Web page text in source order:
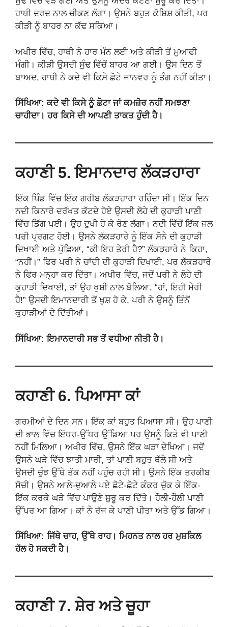
ਹਾਥੀ ਦਰਦ ਨਾਲ ਚੀਕਣ ਲੱਗਾ। ਉਸਨੇ ਬਹੁਤ ਕੋਸ਼ਿਸ਼ ਕੀਤੀ, ਪਰ
ਕੀੜੀ ਨੂੰ ਬਾਹਰ ਨਾ ਕੱਢ ਸਕਿਆ।
ਅਖੀਰ ਵਿੱਚ, ਹਾਥੀ ਨੇ ਹਾਰ ਮੰਨ ਲਈ ਅਤੇ ਕੀੜੀ ਤੋਂ ਮੁਆਫੀ
ਮੰਗੀ। ਕੀੜੀ ਉਸਦੀ ਸੁੰਢ ਵਿੱਚੋਂ ਬਾਹਰ ਆ ਗਈ। ਉਸ ਦਿਨ ਤੋਂ
ਬਾਅਦ, ਹਾਥੀ ਨੇ ਕਦੇ ਵੀ ਕਿਸੇ ਛੋਟੇ ਜਾਨਵਰ ਨੂੰ ਤੰਗ ਨਹੀਂ ਕੀਤਾ।
ਸਿੱਖਿਆ: ਕਦੇ ਵੀ ਕਿਸੇ ਨੂੰ ਛੋਟਾ ਜਾਂ ਕਮਜ਼ੋਰ ਨਹੀਂ ਸਮਝਣਾ
ਚਾਹੀਦਾ। ਹਰ ਕਿਸੇ ਦੀ ਆਪਣੀ ਤਾਕਤ ਹੁੰਦੀ ਹੈ।
ਕਹਾਣੀ 5. ਇਮਾਨਦਾਰ ਲੱਕੜਹਾਰਾ
ਇੱਕ ਪਿੰਡ ਵਿੱਚ ਇੱਕ ਗਰੀਬ ਲੱਕੜਹਾਰਾ ਰਹਿੰਦਾ ਸੀ। ਇੱਕ ਦਿਨ
ਨਦੀ ਕਿਨਾਰੇ ਦਰੱਖਤ ਕੱਟਦੇ ਹੋਏ ਉਸਦੀ ਲੋਹੇ ਦੀ ਕੁਹਾੜੀ ਪਾਣੀ
ਵਿੱਚ ਡਿੱਗ ਪਈ। ਉਹ ਦੁਖੀ ਹੋ ਕੇ ਰੋਣ ਲੱਗਾ। ਨਦੀ ਵਿੱਚੋਂ ਇੱਕ ਜਲ
ਪਰੀ ਪ੍ਰਗਟ ਹੋਈ। ਉਸਨੇ ਲੱਕੜਹਾਰੇ ਨੂੰ ਇੱਕ ਸੋਨੇ ਦੀ ਕੁਹਾੜੀ
ਦਿਖਾਈ ਅਤੇ ਪੁੱਛਿਆ, “ਕੀ ਇਹ ਤੇਰੀ ਹੈ?” ਲੱਕੜਹਾਰੇ ਨੇ ਕਿਹਾ,
“ਨਹੀਂ।” ਫਿਰ ਪਰੀ ਨੇ ਚਾਂਦੀ ਦੀ ਕੁਹਾੜੀ ਦਿਖਾਈ, ਪਰ ਲੱਕੜਹਾਰੇ
ਨੇ ਫਿਰ ਮਨ੍ਹਾ ਕਰ ਦਿੱਤਾ। ਅਖੀਰ ਵਿੱਚ, ਜਦੋਂ ਪਰੀ ਨੇ ਲੋਹੇ ਦੀ
ਕੁਹਾੜੀ ਦਿਖਾਈ, ਤਾਂ ਉਹ ਖੁਸ਼ੀ ਨਾਲ ਬੋਲਿਆ, “ਹਾਂ, ਇਹੀ ਮੇਰੀ
ਹੈ!” ਉਸਦੀ ਇਮਾਨਦਾਰੀ ਤੋਂ ਖੁਸ਼ ਹੋ ਕੇ, ਪਰੀ ਨੇ ਉਸਨੂੰ ਤਿੰਨੋਂ
ਕੁਹਾੜੀਆਂ ਦੇ ਦਿੱਤੀਆਂ।
ਸਿੱਖਿਆ: ਇਮਾਨਦਾਰੀ ਸਭ ਤੋਂ ਵਧੀਆ ਨੀਤੀ ਹੈ।
ਕਹਾਣੀ 6. ਪਿਆਸਾ ਕਾਂ
ਗਰਮੀਆਂ ਦੇ ਦਿਨ ਸਨ। ਇੱਕ ਕਾਂ ਬਹੁਤ ਪਿਆਸਾ ਸੀ। ਉਹ ਪਾਣੀ
ਦੀ ਭਾਲ ਵਿੱਚ ਇੱਧਰ-ਉੱਧਰ ਉੱਡਿਆ ਪਰ ਉਸਨੂੰ ਕਿਤੇ ਵੀ ਪਾਣੀ
ਨਹੀਂ ਮਿਲਿਆ। ਅਖੀਰ ਵਿੱਚ, ਉਸਨੇ ਇੱਕ ਘੜਾ ਦੇਖਿਆ। ਜਦੋਂ
ਉਸਨੇ ਘੜੇ ਵਿੱਚ ਝਾਤੀ ਮਾਰੀ, ਤਾਂ ਪਾਣੀ ਬਹੁਤ ਥੱਲੇ ਸੀ ਅਤੇ
ਉਸਦੀ ਚੁੰਝ ਉੱਥੇ ਤੱਕ ਨਹੀਂ ਪਹੁੰਚ ਰਹੀ ਸੀ। ਉਸਨੇ ਇੱਕ ਤਰਕੀਬ
ਸੋਚੀ। ਉਸਨੇ ਆਲੇ-ਦੁਆਲੇ ਪਏ ਛੋਟੇ-ਛੋਟੇ ਕੰਕਰ ਚੁੱਕ ਕੇ ਇੱਕ-
ਇੱਕ ਕਰਕੇ ਘੜੇ ਵਿੱਚ ਪਾਉਣੇ ਸ਼ੁਰੂ ਕਰ ਦਿੱਤੇ। ਹੌਲੀ-ਹੌਲੀ ਪਾਣੀ
ਉੱਪਰ ਆ ਗਿਆ। ਕਾਂ ਨੇ ਰੱਜ ਕੇ ਪਾਣੀ ਪੀਤਾ ਅਤੇ ਉੱਡ ਗਿਆ।
ਸਿੱਖਿਆ: ਜਿੱਥੇ ਚਾਹ, ਉੱਥੇ ਰਾਹ। ਮਿਹਨਤ ਨਾਲ ਹਰ ਮੁਸ਼ਕਿਲ
ਹੱਲ ਹੋ ਸਕਦੀ ਹੈ।
ਕਹਾਣੀ 7. ਸ਼ੇਰ ਅਤੇ ਚੂਹਾ